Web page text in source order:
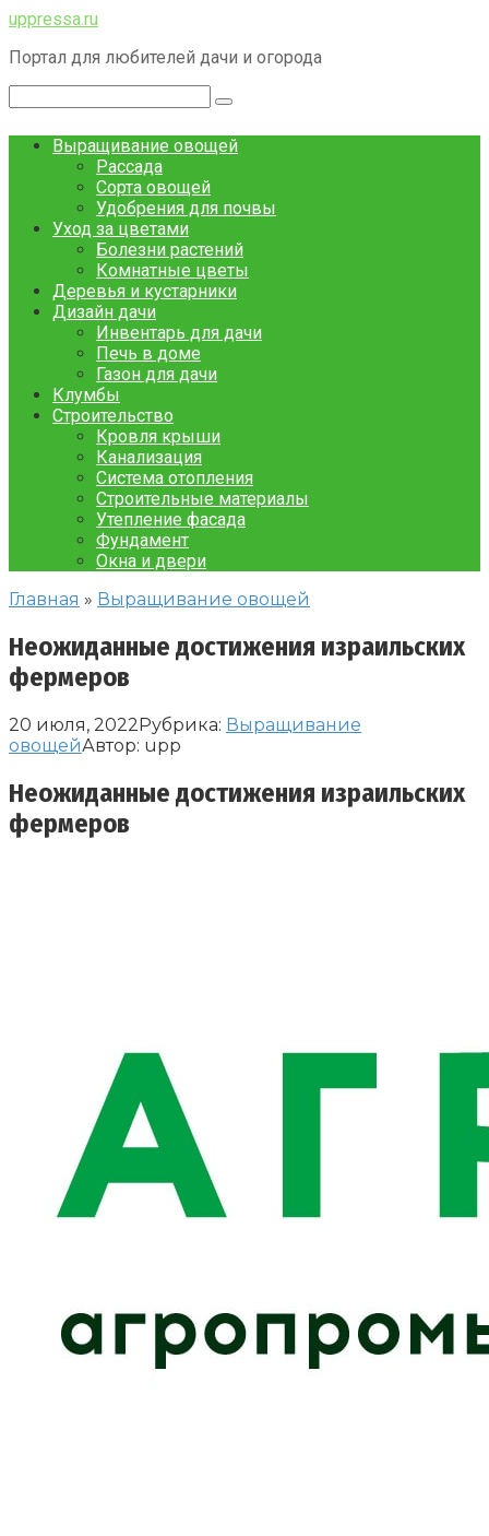
Перейти
контенту
uppressa.ru
Портал для любителей дачи и огорода
Выращивание овощей
Рассада
Сорта овощей
Удобрения для почвы
Уход за цветами
Болезни растений
Комнатные цветы
Деревья и кустарники
Дизайн дачи
Инвентарь для дачи
Печь в доме
Газон для дачи
Клумбы
Строительство
Кровля крыши
Канализация
Система отопления
Строительные материалы
Утепление фасада
Фундамент
Окна и двери
Главная » Выращивание овощей
Неожиданные достижения израильских
фермеров
20 июля, 2022Рубрика: Выращивание
овощейАвтор: upp
Неожиданные достижения израильских
фермеров